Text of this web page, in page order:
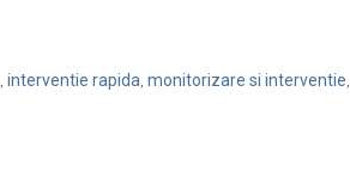
, interventie rapida, monitorizare si interventie,